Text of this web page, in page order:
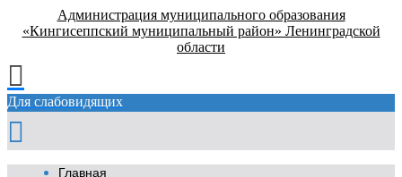
Администрация муниципального образования
«Кингисеппский муниципальный район» Ленинградской
области
Для слабовидящих
Главная